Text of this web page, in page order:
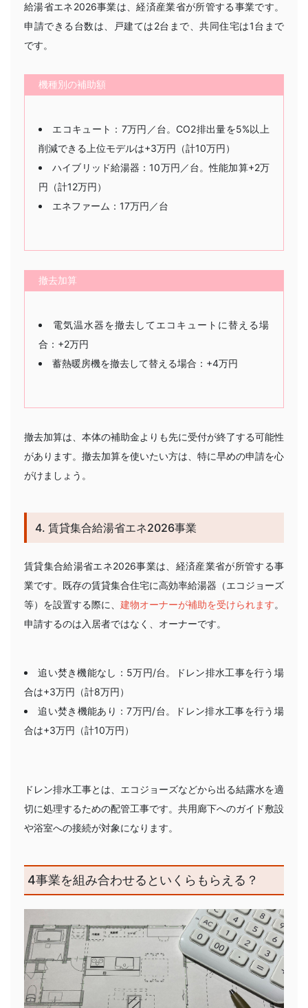
給湯省エネ2026事業は、経済産業省が所管する事業です。
申請できる台数は、戸建ては2台まで、共同住宅は1台まで
です。
機種別の補助額
エコキュート：7万円／台。CO2排出量を5%以上
削減できる上位モデルは+3万円（計10万円）
ハイブリッド給湯器：10万円／台。性能加算+2万
円（計12万円）
エネファーム：17万円／台
撤去加算
電気温水器を撤去してエコキュートに替える場
合：+2万円
蓄熱暖房機を撤去して替える場合：+4万円
撤去加算は、本体の補助金よりも先に受付が終了する可能性
があります。撤去加算を使いたい方は、特に早めの申請を心
がけましょう。
4. 賃貸集合給湯省エネ2026事業
賃貸集合給湯省エネ2026事業は、経済産業省が所管する事
業です。既存の賃貸集合住宅に高効率給湯器（エコジョーズ
等）を設置する際に、 建物オーナーが補助を受けられます。
申請するのは入居者ではなく、オーナーです。
追い焚き機能なし：5万円/台。ドレン排水工事を行う場
合は+3万円（計8万円）
追い焚き機能あり：7万円/台。ドレン排水工事を行う場
合は+3万円（計10万円）
ドレン排水工事とは、エコジョーズなどから出る結露水を適
切に処理するための配管工事です。共用廊下へのガイド敷設
や浴室への接続が対象になります。
4事業を組み合わせるといくらもらえる？